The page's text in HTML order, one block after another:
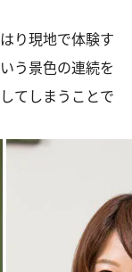
り現地で体験す
う景色の連続を
てしまうことで